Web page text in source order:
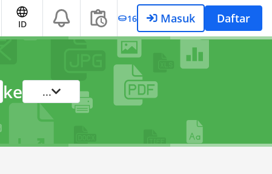
ID 16 Masuk Daftar
ke ...